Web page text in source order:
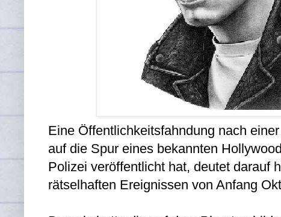
Eine Öffentlichkeitsfahndung nach
auf die Spur eines bekannten
Polizei veröffentlicht hat, deutet darauf
rätselhaften Ereignissen von Anfang